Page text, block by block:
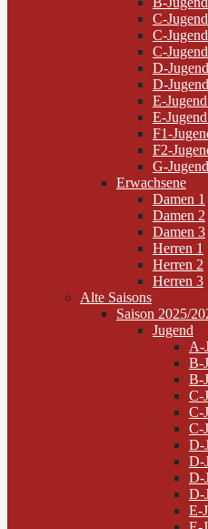
C-
C-
C-
D-
D-
E-
E-
F1-
F2-
G-
Erwachsene
Damen 1
Damen 2
Damen 3
Herren 1
Herren 2
Herren 3
Alte Saisons
Saison 2025/
Jugend
A-
B-
B-
C-
C-
C-
D-
D-
D-
D-
E-